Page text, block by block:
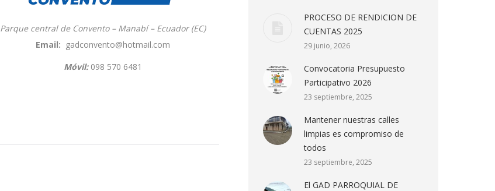
Parque central de Convento – Manabí – Ecuador (EC)
Email: gadconvento@hotmail.com
Móvil:098 570 6481
PROCESO DE RENDICION DE
CUENTAS 2025
29 junio, 2026
Convocatoria Presupuesto
Participativo 2026
23 septiembre, 2025
Mantener nuestras calles
limpias es compromiso de
todos
23 septiembre, 2025
El GAD PARROQUIAL DE